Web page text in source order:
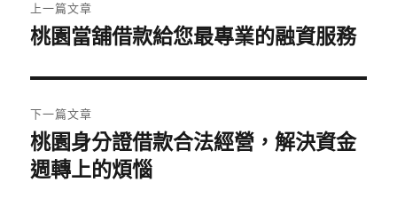
章
覽
上一篇文章
上
篇
文
章:
桃園當舖借款給您最專業的融資服務
下一篇文章
下
一
桃園身分證借款合法經營，解決資金
週轉上的煩惱